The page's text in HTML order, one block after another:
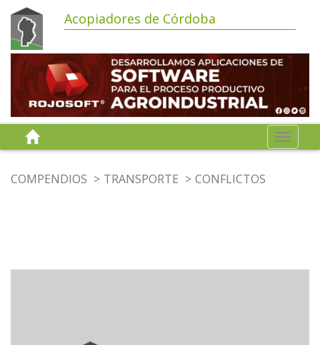
Acopiadores de Córdoba
Toggle
COMPENDIOS TRANSPORTE CONFLICTOS